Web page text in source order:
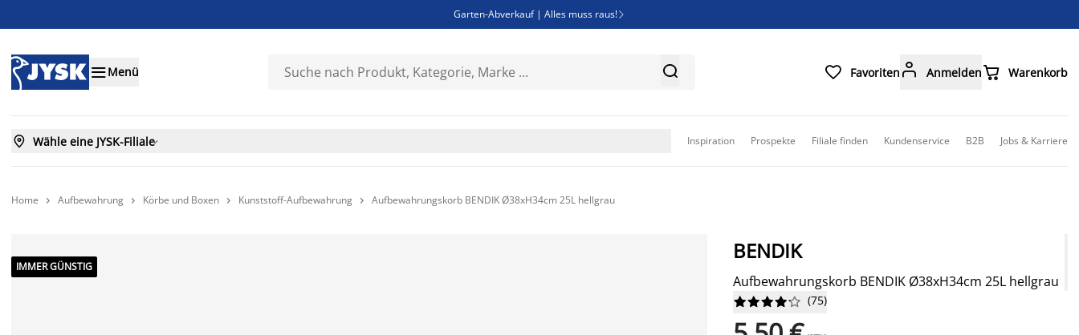
Garten-Abverkauf | Alles muss raus! 
Bist du Unternehmer? Entdecke JYSK-B2B
Menü   Favoriten  Anmelden Warenkorb
 Wähle eine JYSK-Filiale Inspiration Prospekte Filiale finden Kundenservice B2B Jobs & Karriere
Home  Aufbewahrung  Körbe und Boxen  Kunststoff-Aufbewahrung  Aufbewahrungskorb BENDIK Ø38xH34cm 25L hellgrau
IMMER GÜNSTIG
BENDIK
Aufbewahrungskorb BENDIK Ø38xH34cm 25L hellgrau





 (75)